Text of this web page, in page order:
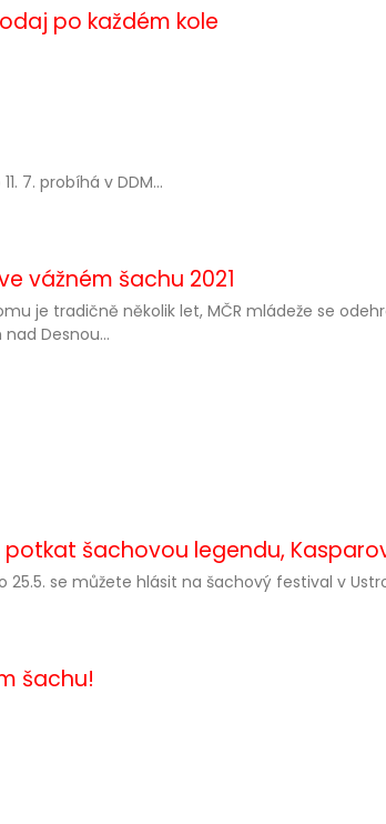
po každém kole
7. probíhá v DDM...
vážném šachu 2021
je tradičně několik let, MČR mládeže se
Desnou...
šachovou legendu,
25.5. se můžete hlásit na šachový festival v
šachu!